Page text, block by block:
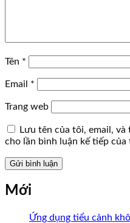
Tên *
Email *
Trang web
Lưu tên của tôi, email,
cho lần bình luận kế tiếp của
Mới
Ứng dụng tiểu cảnh